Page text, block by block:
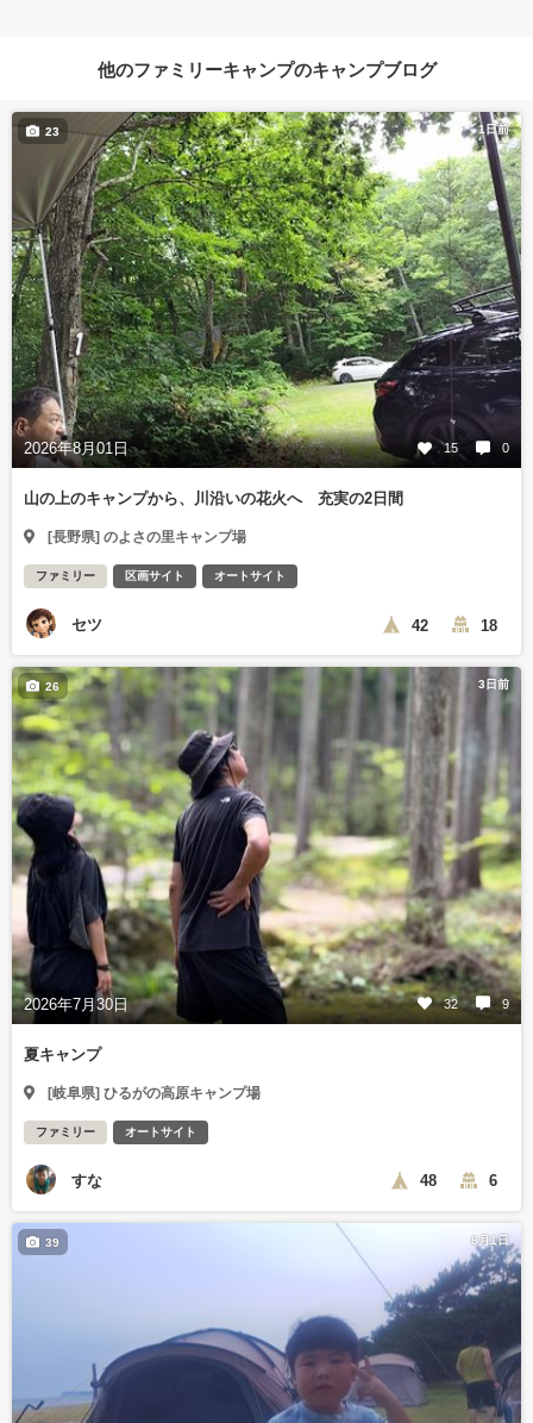
他のファミリーキャンプのキャンプブログ
1日前
2026年8月01日 15 0
23
山の上のキャンプから、川沿いの花火へ 充実の2日間
[長野県] のよさの里キャンプ場
ファミリー 区画サイト オートサイト
セツ 42 18
3日前
2026年7月30日 32 9
26
夏キャンプ
[岐阜県] ひるがの高原キャンプ場
ファミリー オートサイト
すな 48 6
8月1日
39